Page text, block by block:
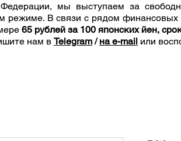
мы выступаем за
режиме. В связи с рядом финансовых
65 рублей за 100 японских йен,
нам в Telegram/на e-mail или